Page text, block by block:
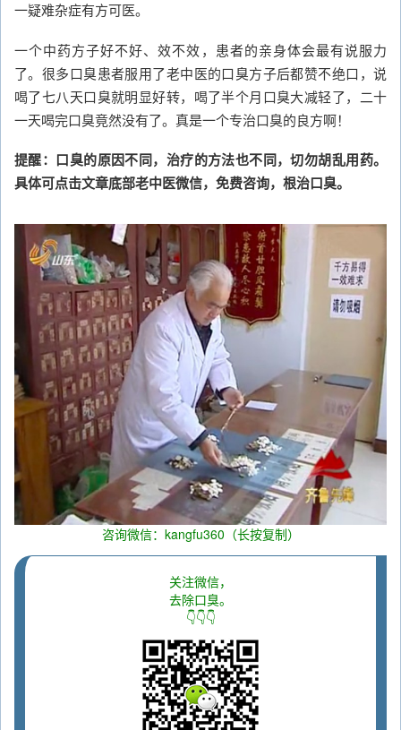
一疑难杂症有方可医。
一个中药方子好不好、效不效，患者的亲身体会最有说服力
了。很多口臭患者服用了老中医的口臭方子后都赞不绝口，说
喝了七八天口臭就明显好转，喝了半个月口臭大减轻了，二十
一天喝完口臭竟然没有了。真是一个专治口臭的良方啊！
提醒：口臭的原因不同，治疗的方法也不同，切勿胡乱用药。
具体可点击文章底部老中医微信，免费咨询，根治口臭。
咨询微信：kangfu360（长按复制）
关注微信，
去除口臭。
👇👇👇